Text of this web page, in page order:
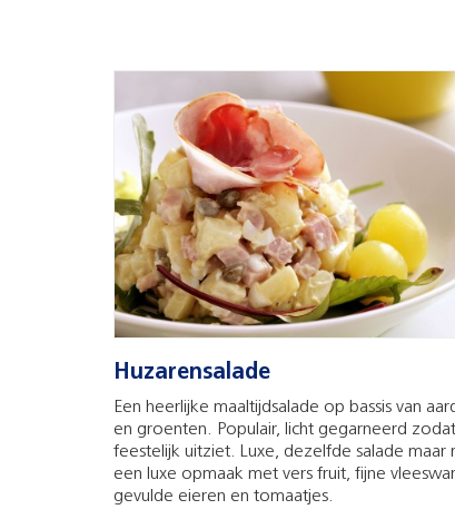
Huzarensalade
Een heerlijke maaltijdsalade op bassis van
en groenten. Populair, licht gegarneerd
feestelijk uitziet. Luxe, dezelfde salade maar
een luxe opmaak met vers fruit, fijne
gevulde eieren en tomaatjes.